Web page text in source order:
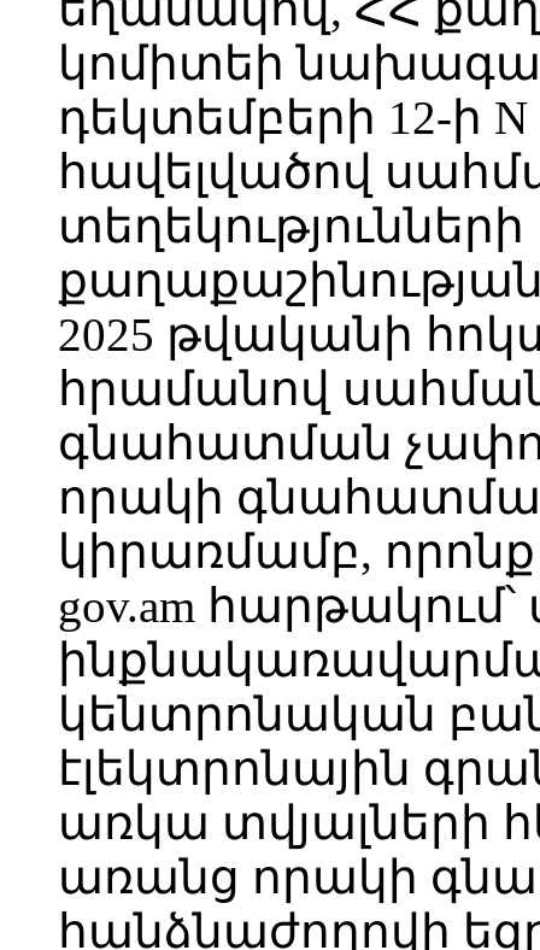
կոմիտեի
դեկտեմբերի 12-ի
հավելվածով
2025 թվականի
հրամանով
գնահատման
որակի
կիրառմամբ, որոնք
gov.am
կենտրոնական
էլեկտրոնային
առկա տվյալների
առանց որակի
հանձնաժողովի